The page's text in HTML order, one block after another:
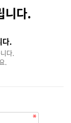
니다.
다.
다.
.